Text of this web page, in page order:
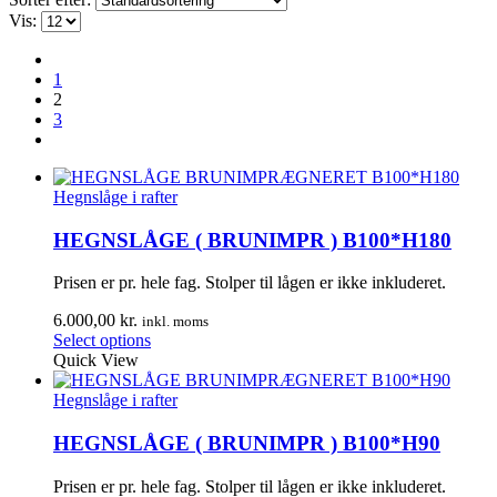
Vis:
1
2
3
Hegnslåge i rafter
HEGNSLÅGE ( BRUNIMPR ) B100*H180
Prisen er pr. hele fag. Stolper til lågen er ikke inkluderet.
6.000,00 kr. inkl. moms
Select options
Quick View
Hegnslåge i rafter
HEGNSLÅGE ( BRUNIMPR ) B100*H90
Prisen er pr. hele fag. Stolper til lågen er ikke inkluderet.